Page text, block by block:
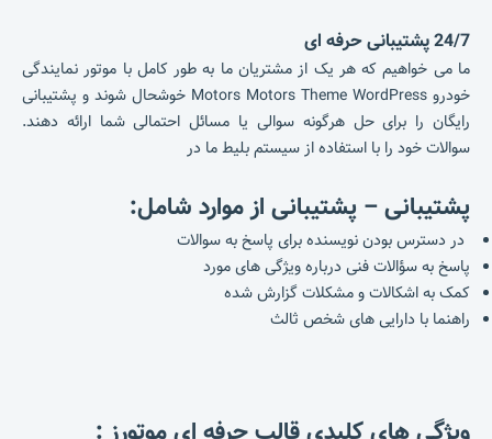
24/7 پشتیبانی حرفه ای
ما می خواهیم که هر یک از مشتریان ما به طور کامل با موتور نمایندگی
خودرو Motors Motors Theme WordPress خوشحال شوند و پشتیبانی
رایگان را برای حل هرگونه سوالی یا مسائل احتمالی شما ارائه دهند.
سوالات خود را با استفاده از سیستم بلیط ما در
پشتیبانی – پشتیبانی از موارد شامل:
در دسترس بودن نویسنده برای پاسخ به سوالات
پاسخ به سؤالات فنی درباره ویژگی های مورد
کمک به اشکالات و مشکلات گزارش شده
راهنما با دارایی های شخص ثالث